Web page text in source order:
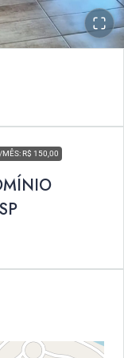
MÊS: R$ 150,00